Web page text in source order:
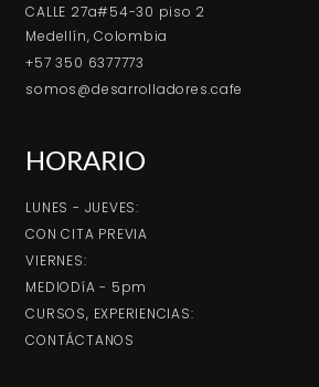
CALLE 27a#54-30 piso 2
Medellín, Colombia
+57 350 6377773
somos@desarrolladores.cafe
HORARIO
LUNES - JUEVES:
CON CITA PREVIA
VIERNES:
MEDIODíA - 5pm
CURSOS, EXPERIENCIAS:
CONTÁCTANOS